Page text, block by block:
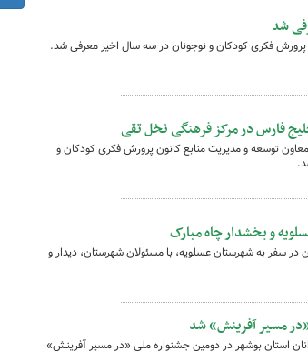
شد
پرورش فکری کودکان و نوجونان در سه سال اخیر معرفی شد.
فارس در مرکز فرهنگی نخل تقی
توسعه و مدیریت منابع کانون پرورش فکری کودکان و
و بخشدار چاه مبارک
سفر به شهرستان عسلویه، با مسئولان شهرستان، دیدار و
مسیر آفرینش» شد
استان بوشهر در دومین جشنواره ملی «در مسیر آفرینش»